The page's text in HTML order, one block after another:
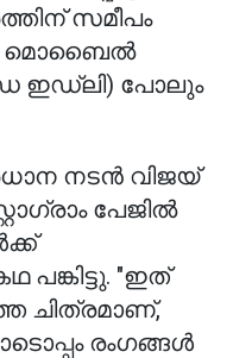
സമീപം
മൊബൈൽ
ഇഡ്‌ലി) പോലും
നടൻ വിജയ്
പേജിൽ
പങ്കിട്ടു. "ഇത്
ചിത്രമാണ്,
രംഗങ്ങൾ